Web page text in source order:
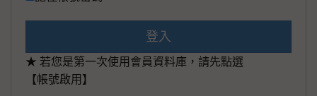
登入
★ 若您是第一次使用會員資料庫，請先點選
【帳號啟用】